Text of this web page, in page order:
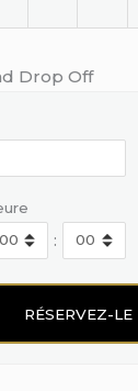
Drop Off
: